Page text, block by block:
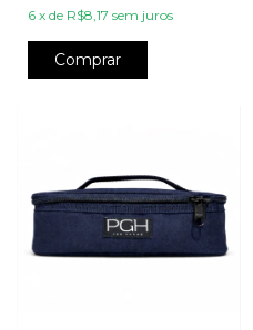
6 x de R$8,17 sem juros
Comprar